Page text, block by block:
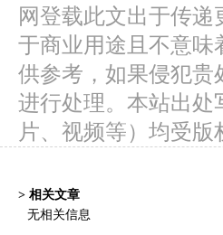
网登载此文出于传
于商业用途且不意味
供参考，如果侵犯贵
进行处理。本站出处
片、视频等）均受
> 相关文章
无相关信息